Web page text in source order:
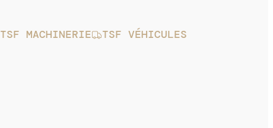
TSF MACHINERIE TSF VÉHICULES